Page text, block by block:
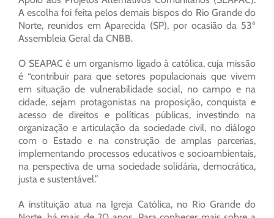
A escolha foi feita pelos demais bispos do Rio Grande do
Norte, reunidos em Aparecida (SP), por ocasião da 53ª
Assembleia Geral da CNBB.
O SEAPAC é um organismo ligado à católica, cuja missão
é “contribuir para que setores populacionais que vivem
em situação de vulnerabilidade social, no campo e na
cidade, sejam protagonistas na proposição, conquista e
acesso de direitos e políticas públicas, investindo na
organização e articulação da sociedade civil, no diálogo
com o Estado e na construção de amplas parcerias,
implementando processos educativos e socioambientais,
na perspectiva de uma sociedade solidária, democrática,
justa e sustentável.”
A instituição atua na Igreja Católica, no Rio Grande do